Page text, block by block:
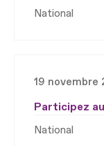
National
19
Participez
National